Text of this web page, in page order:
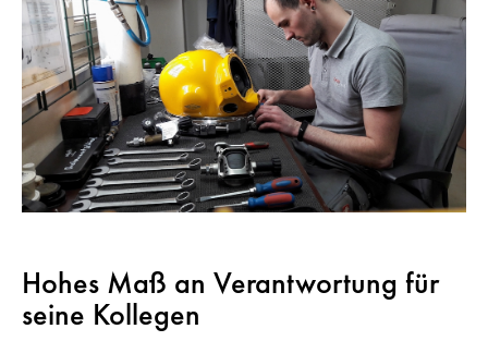
Hohes Maß an Verantwortung für
seine Kollegen